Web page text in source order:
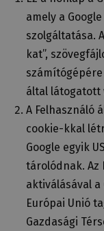
amely a
szolgáltatása.
kat”,
által látogatott
A Felhasználó
cookie-kkal
Google egyik
tárolódnak. Az
aktiválásával a
Európai Unió
Gazdasági